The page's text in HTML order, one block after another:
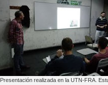
Presentación realizada en la UTN-FRA.